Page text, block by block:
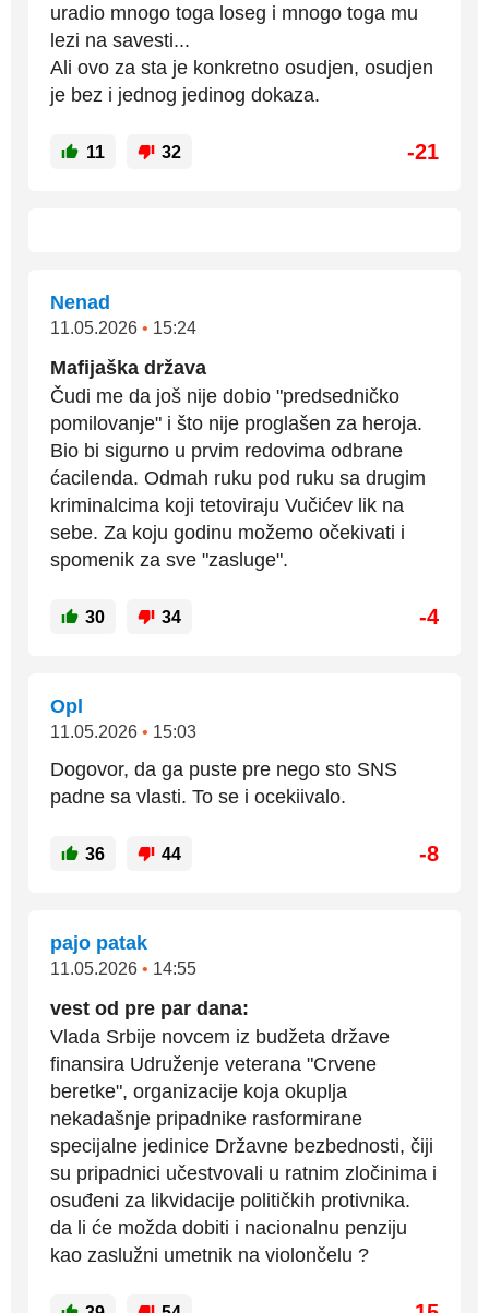
uradio mnogo toga loseg i mnogo toga mu
lezi na savesti...
Ali ovo za sta je konkretno osudjen, osudjen
je bez i jednog jedinog dokaza.
11 32 -21
Nenad
11.05.2026 • 15:24
Mafijaška država
Čudi me da još nije dobio "predsedničko
pomilovanje" i što nije proglašen za heroja.
Bio bi sigurno u prvim redovima odbrane
ćacilenda. Odmah ruku pod ruku sa drugim
kriminalcima koji tetoviraju Vučićev lik na
sebe. Za koju godinu možemo očekivati i
spomenik za sve "zasluge".
30 34 -4
Opl
11.05.2026 • 15:03
Dogovor, da ga puste pre nego sto SNS
padne sa vlasti. To se i ocekiivalo.
36 44 -8
pajo patak
11.05.2026 • 14:55
vest od pre par dana:
Vlada Srbije novcem iz budžeta države
finansira Udruženje veterana "Crvene
beretke", organizacije koja okuplja
nekadašnje pripadnike rasformirane
specijalne jedinice Državne bezbednosti, čiji
su pripadnici učestvovali u ratnim zločinima i
osuđeni za likvidacije političkih protivnika.
da li će možda dobiti i nacionalnu penziju
kao zaslužni umetnik na violončelu ?